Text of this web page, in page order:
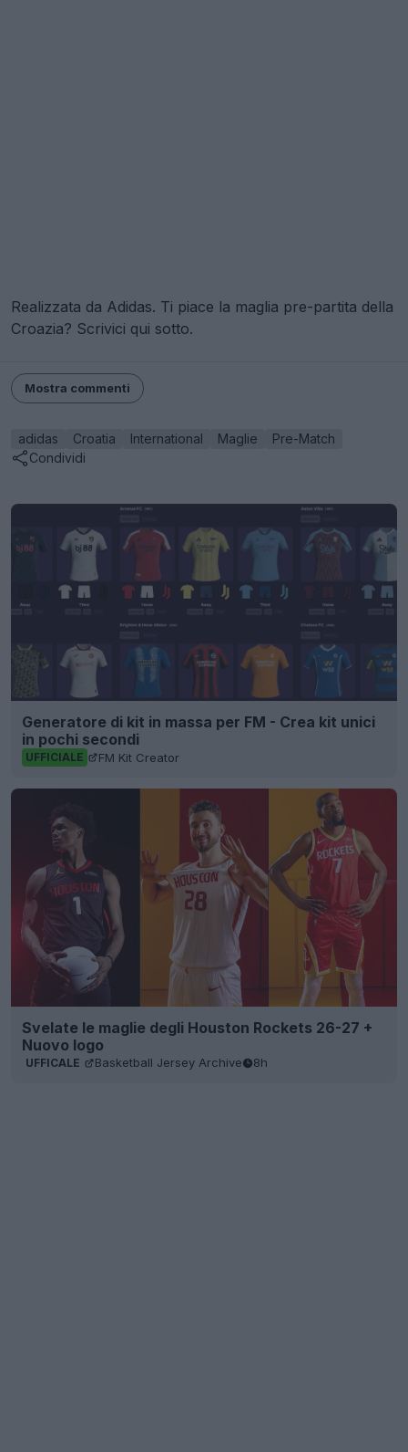
Realizzata da Adidas. Ti piace la maglia pre-partita della
Croazia? Scrivici qui sotto.
Mostra commenti
adidas Croatia International Maglie
Pre-Match
Condividi
Generatore di kit in massa per FM - Crea kit unici
in pochi secondi
UFFICIALE FM Kit Creator
Svelate le maglie degli Houston Rockets 26-27 +
Nuovo logo
UFFICALE Basketball Jersey Archive 8h